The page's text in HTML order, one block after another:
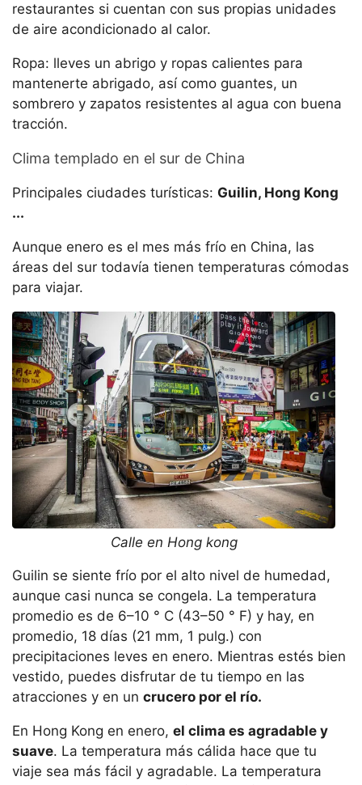
restaurantes si cuentan con sus propias unidades
de aire acondicionado al calor.
Ropa: lleves un abrigo y ropas calientes para
mantenerte abrigado, así como guantes, un
sombrero y zapatos resistentes al agua con buena
tracción.
Clima templado en el sur de China
Principales ciudades turísticas: Guilin, Hong Kong
...
Aunque enero es el mes más frío en China, las
áreas del sur todavía tienen temperaturas cómodas
para viajar.
Calle en Hong kong
Guilin se siente frío por el alto nivel de humedad,
aunque casi nunca se congela. La temperatura
promedio es de 6–10 ° C (43–50 ° F) y hay, en
promedio, 18 días (21 mm, 1 pulg.) con
precipitaciones leves en enero. Mientras estés bien
vestido, puedes disfrutar de tu tiempo en las
atracciones y en un crucero por el río.
En Hong Kong en enero, el clima es agradable y
suave. La temperatura más cálida hace que tu
viaje sea más fácil y agradable. La temperatura